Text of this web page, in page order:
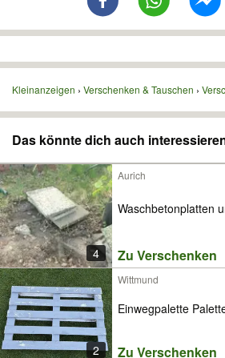
Kleinanzeigen Verschenken & Tauschen
Das könnte dich auch
4
Aurich
Waschbetonplatten
Zu Verschenken
2
Wittmund
Einwegpalette
Zu Verschenken